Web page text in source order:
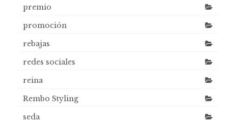
premio
promoción
rebajas
redes sociales
reina
Rembo Styling
seda